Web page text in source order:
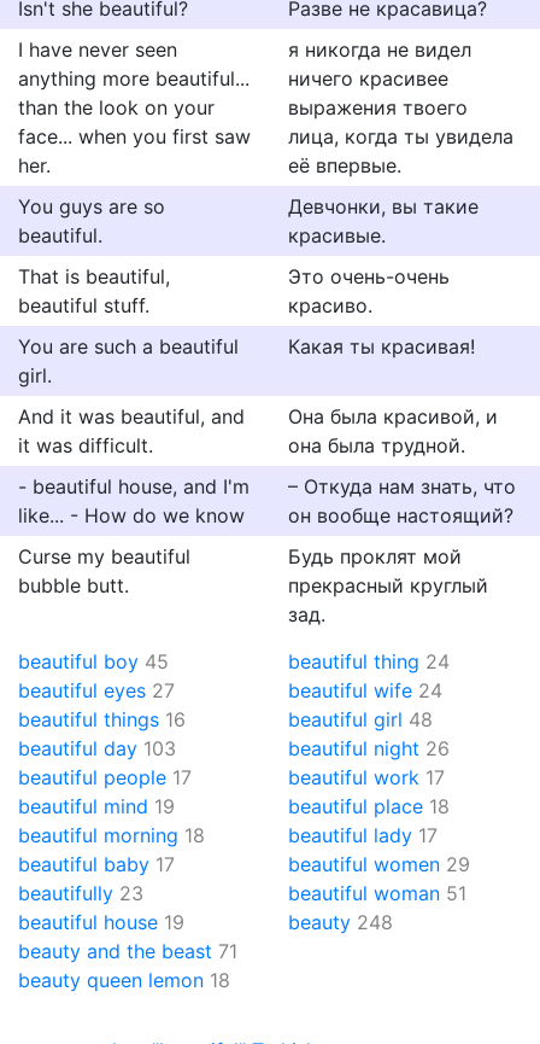
Isn't she beautiful?
Разве не красавица?
I have never seen
anything more beautiful...
than the look on your
face... when you first saw
her.
я никогда не видел
ничего красивее
выражения твоего
лица, когда ты увидела
её впервые.
You guys are so
beautiful.
Девчонки, вы такие
красивые.
That is beautiful,
beautiful stuff.
Это очень-очень
красиво.
You are such a beautiful
girl.
Какая ты красивая!
And it was beautiful, and
it was difficult.
Она была красивой, и
она была трудной.
- beautiful house, and I'm
like... - How do we know
– Откуда нам знать, что
он вообще настоящий?
Curse my beautiful
bubble butt.
Будь проклят мой
прекрасный круглый
зад.
beautiful boy 45
beautiful eyes 27
beautiful things 16
beautiful day 103
beautiful people 17
beautiful mind 19
beautiful morning 18
beautiful baby 17
beautifully 23
beautiful house 19
beautiful thing 24
beautiful wife 24
beautiful girl 48
beautiful night 26
beautiful work 17
beautiful place 18
beautiful lady 17
beautiful women 29
beautiful woman 51
beauty 248
beauty and the beast 71
beauty queen lemon 18